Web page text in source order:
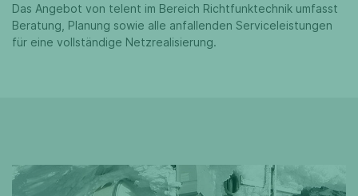
Das Angebot von telent im Bereich Richtfunktechnik umfasst
Beratung, Planung sowie alle anfallenden Serviceleistungen
für eine vollständige Netzrealisierung.